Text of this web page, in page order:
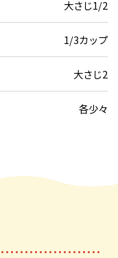
大さじ1/2
1/3カップ
大さじ2
各少々